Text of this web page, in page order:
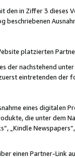
den in Ziffer 3
beschriebenen
platzierten
nachstehend
eintretenden der
eines digitalen
die unter dem
„Kindle
einen Partner-Link